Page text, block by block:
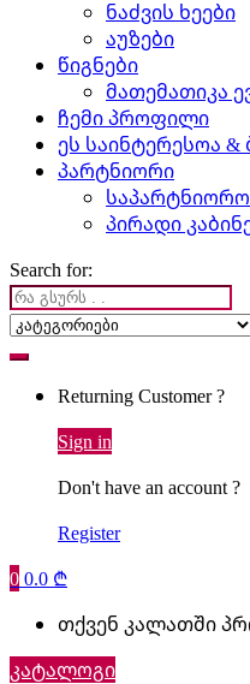
ნაძვის ხეები
აუზები
წიგნები
მათემათიკა
ჩემი პროფილი
ეს საინტერესოა
პარტნიორი
პირადი
Search for:
Returning Customer ?
Sign in
Don't have an account ?
Register
00.0 ₾
თქვენ კალათში
კატალოგი